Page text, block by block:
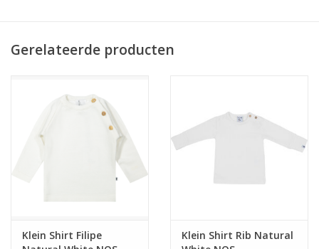
Gerelateerde producten
Klein Shirt Filipe
Klein Shirt Rib Natural